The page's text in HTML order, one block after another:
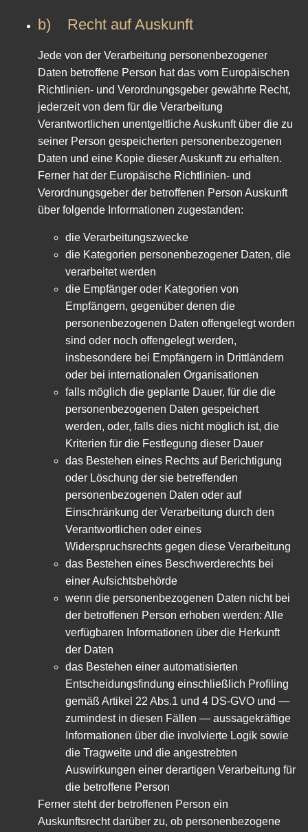
b) Recht auf Auskunft
Jede von der Verarbeitung personenbezogener
Daten betroffene Person hat das vom Europäischen
Richtlinien- und Verordnungsgeber gewährte Recht,
jederzeit von dem für die Verarbeitung
Verantwortlichen unentgeltliche Auskunft über die zu
seiner Person gespeicherten personenbezogenen
Daten und eine Kopie dieser Auskunft zu erhalten.
Ferner hat der Europäische Richtlinien- und
Verordnungsgeber der betroffenen Person Auskunft
über folgende Informationen zugestanden:
die Verarbeitungszwecke
die Kategorien personenbezogener Daten, die
verarbeitet werden
die Empfänger oder Kategorien von
Empfängern, gegenüber denen die
personenbezogenen Daten offengelegt worden
sind oder noch offengelegt werden,
insbesondere bei Empfängern in Drittländern
oder bei internationalen Organisationen
falls möglich die geplante Dauer, für die die
personenbezogenen Daten gespeichert
werden, oder, falls dies nicht möglich ist, die
Kriterien für die Festlegung dieser Dauer
das Bestehen eines Rechts auf Berichtigung
oder Löschung der sie betreffenden
personenbezogenen Daten oder auf
Einschränkung der Verarbeitung durch den
Verantwortlichen oder eines
Widerspruchsrechts gegen diese Verarbeitung
das Bestehen eines Beschwerderechts bei
einer Aufsichtsbehörde
wenn die personenbezogenen Daten nicht bei
der betroffenen Person erhoben werden: Alle
verfügbaren Informationen über die Herkunft
der Daten
das Bestehen einer automatisierten
Entscheidungsfindung einschließlich Profiling
gemäß Artikel 22 Abs.1 und 4 DS-GVO und —
zumindest in diesen Fällen — aussagekräftige
Informationen über die involvierte Logik sowie
die Tragweite und die angestrebten
Auswirkungen einer derartigen Verarbeitung für
die betroffene Person
Ferner steht der betroffenen Person ein
Auskunftsrecht darüber zu, ob personenbezogene